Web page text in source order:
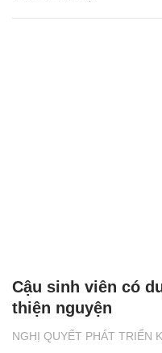
NGHỊ QUYẾT PHÁT TRIỂN
Cậu sinh viên có
thiện nguyện